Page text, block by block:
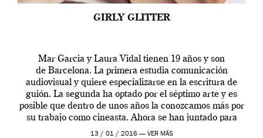
GIRLY GLITTER
Mar Garcia y Laura Vidal tienen 19 años y son
de Barcelona. La primera estudia comunicación
audiovisual y quiere especializarse en la escritura de
guión. La segunda ha optado por el séptimo arte y es
posible que dentro de unos años la conozcamos más por
su trabajo como cineasta. Ahora se han juntado para
contarnos una […]
13 / 01 / 2016 — VER MÁS